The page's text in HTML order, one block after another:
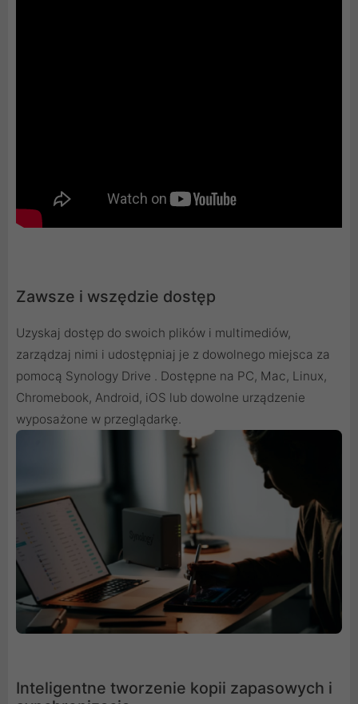
Zawsze i wszędzie dostęp
Uzyskaj dostęp do swoich plików i multimediów,
zarządzaj nimi i udostępniaj je z dowolnego miejsca za
pomocą Synology Drive . Dostępne na PC, Mac, Linux,
Chromebook, Android, iOS lub dowolne urządzenie
wyposażone w przeglądarkę.
Inteligentne tworzenie kopii zapasowych i